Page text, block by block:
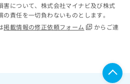
害について、株式会社マイナビ及び株式
責任を一切負わないものとします。
掲載情報の修正依頼フォーム
からご連